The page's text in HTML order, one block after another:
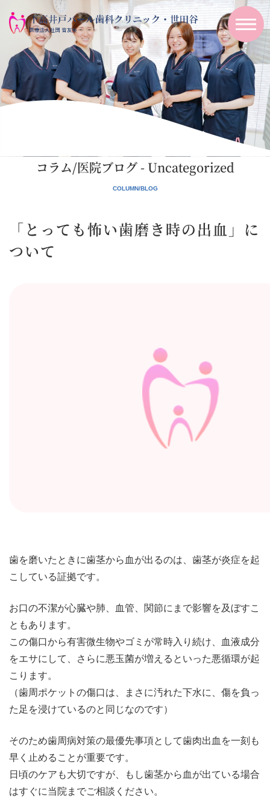
コラム/医院ブログ - Uncategorized
「とっても怖い歯磨き時の出血」に
ついて
歯を磨いたときに歯茎から血が出るのは、歯茎が炎症を起
こしている証拠です。
お口の不潔が心臓や肺、血管、関節にまで影響を及ぼすこ
ともあります。
この傷口から有害微生物やゴミが常時入り続け、血液成分
をエサにして、さらに悪玉菌が増えるといった悪循環が起
こります。
（歯周ポケットの傷口は、まさに汚れた下水に、傷を負っ
た足を浸けているのと同じなのです）
そのため歯周病対策の最優先事項として歯肉出血を一刻も
早く止めることが重要です。
日頃のケアも大切ですが、もし歯茎から血が出ている場合
はすぐに当院までご相談ください。